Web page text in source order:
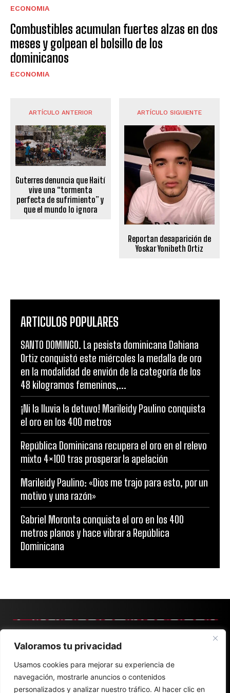
Valoramos tu privacidad
Usamos cookies para mejorar su experiencia de
navegación, mostrarle anuncios o contenidos
personalizados y analizar nuestro tráfico. Al hacer clic en
ECONOMIA
Combustibles acumulan fuertes alzas en dos
meses y golpean el bolsillo de los
dominicanos
ECONOMIA
ARTÍCULO ANTERIOR
Guterres denuncia que Haití
vive una “tormenta
perfecta de sufrimiento” y
que el mundo lo ignora
ARTÍCULO SIGUIENTE
Reportan desaparición de
Yoskar Yonibeth Ortiz
ARTICULOS POPULARES
SANTO DOMINGO. La pesista dominicana Dahiana
Ortiz conquistó este miércoles la medalla de oro
en la modalidad de envión de la categoría de los
48 kilogramos femeninos,...
¡Ni la lluvia la detuvo! Marileidy Paulino conquista
el oro en los 400 metros
República Dominicana recupera el oro en el relevo
mixto 4×100 tras prosperar la apelación
Marileidy Paulino: «Dios me trajo para esto, por un
motivo y una razón»
Gabriel Moronta conquista el oro en los 400
metros planos y hace vibrar a República
Dominicana